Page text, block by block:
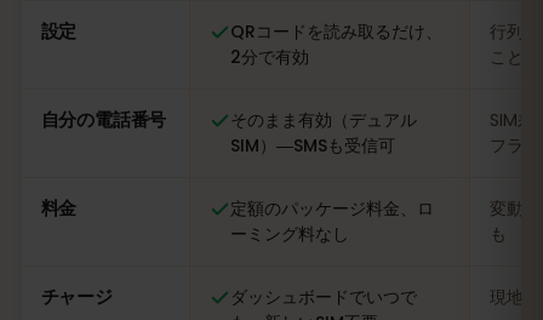
設定
QRコードを読み取るだけ、
2分で有効
行列
ことも
自分の電話番号
そのまま有効（デュアル
SIM）―SMSも受信可
SIM
フラ
料金
定額のパッケージ料金、ロ
ーミング料なし
変動
も
チャージ
ダッシュボードでいつで
現地